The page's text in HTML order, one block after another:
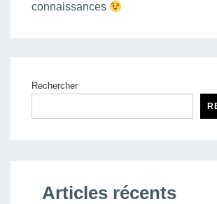
connaissances
Rechercher
Articles récents